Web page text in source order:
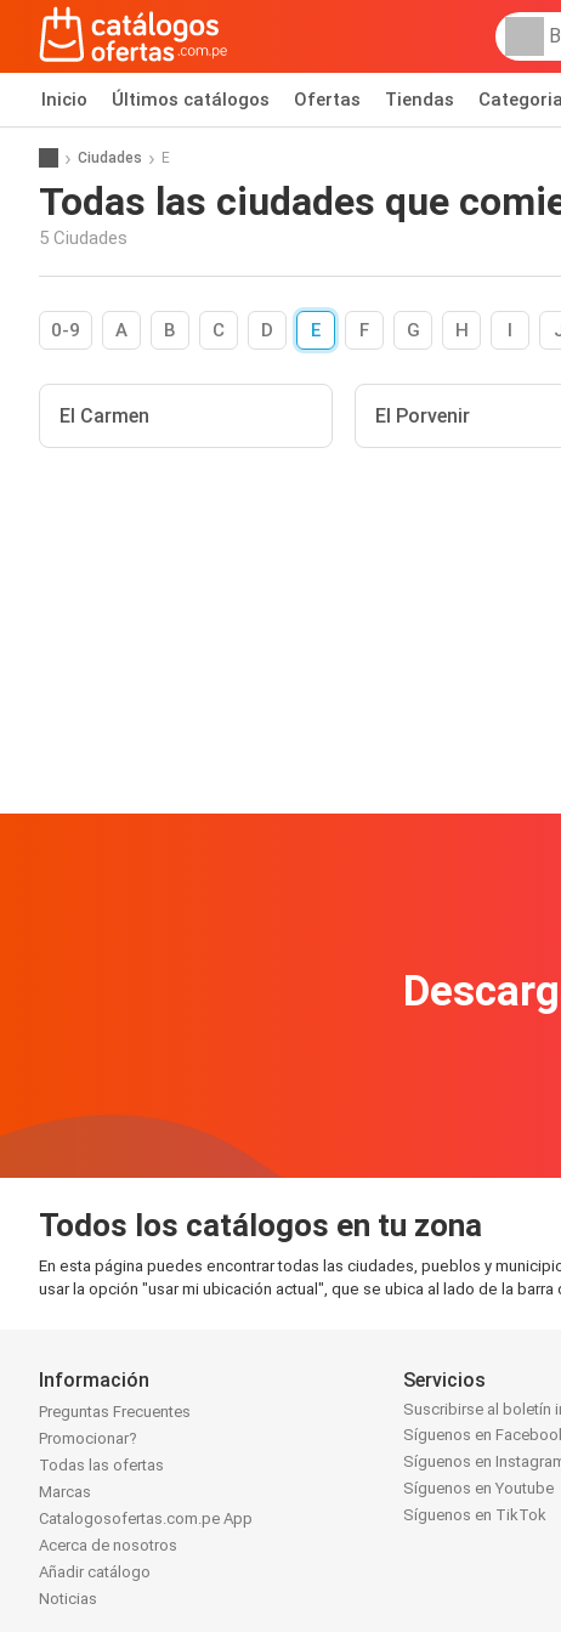
Inicio Últimos catálogos Ofertas Tiendas
Ciudades E
Todas las ciudades que
5 Ciudades
0-9 A B C D E F G H I
El Carmen El Porvenir
Todos los catálogos en tu zona
En esta página puedes encontrar todas las ciudades, pueblos y
usar la opción "usar mi ubicación actual", que se ubica al lado de la
Información
Preguntas Frecuentes
Promocionar?
Todas las ofertas
Marcas
Catalogosofertas.com.pe App
Acerca de nosotros
Añadir catálogo
Noticias
Servicios
Suscribirse al boletín
Síguenos en
Síguenos en
Síguenos en Youtube
Síguenos en TikTok